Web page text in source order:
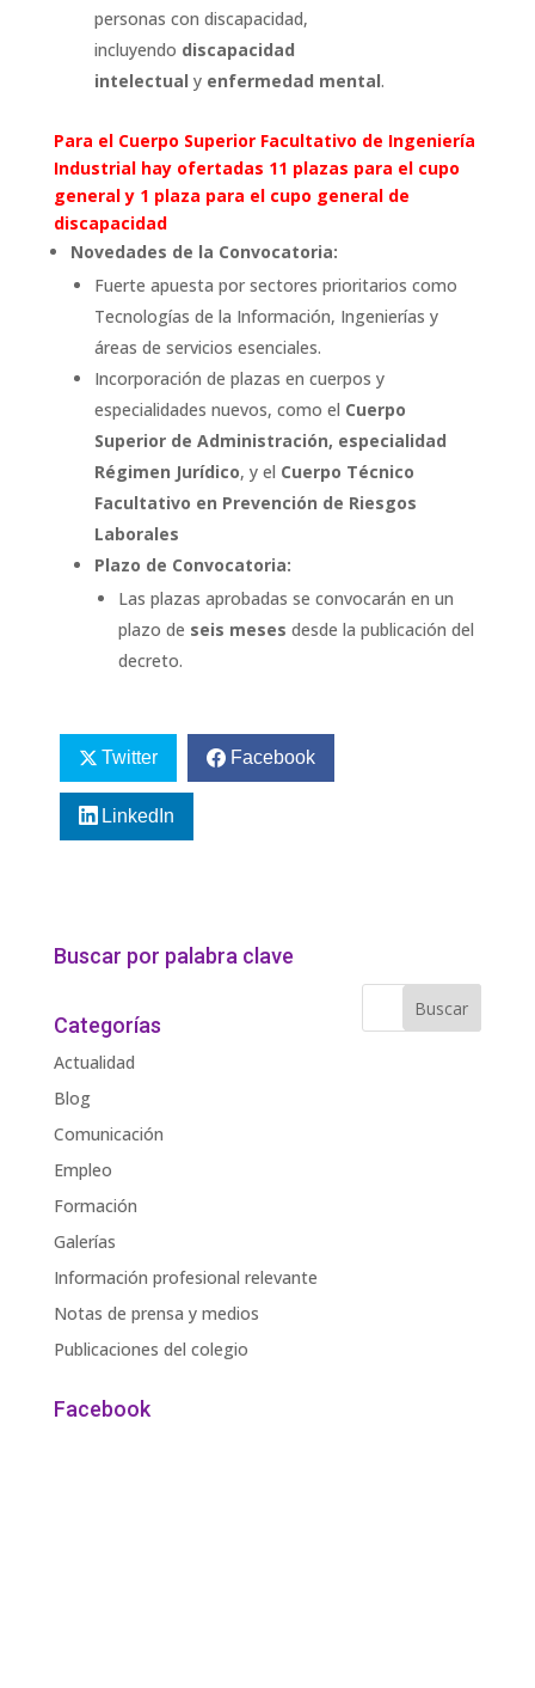
personas con discapacidad,
incluyendo discapacidad
intelectual y enfermedad mental.
Para el Cuerpo Superior Facultativo de Ingeniería
Industrial hay ofertadas 11 plazas para el cupo
general y 1 plaza para el cupo general de
discapacidad
Novedades de la Convocatoria:
Fuerte apuesta por sectores prioritarios como
Tecnologías de la Información, Ingenierías y
áreas de servicios esenciales.
Incorporación de plazas en cuerpos y
especialidades nuevos, como el Cuerpo
Superior de Administración, especialidad
Régimen Jurídico, y el Cuerpo Técnico
Facultativo en Prevención de Riesgos
Laborales
Plazo de Convocatoria:
Las plazas aprobadas se convocarán en un
plazo de seis meses desde la publicación del
decreto.
Twitter Facebook
LinkedIn
Buscar por palabra clave
Categorías
Actualidad
Blog
Comunicación
Empleo
Formación
Galerías
Información profesional relevante
Notas de prensa y medios
Publicaciones del colegio
Facebook